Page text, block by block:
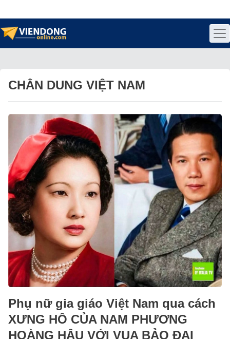
CHÂN DUNG VIỆT NAM
Phụ nữ gia giáo Việt Nam qua cách
XƯNG HÔ CỦA NAM PHƯƠNG
HOÀNG HẬU VỚI VUA BẢO ĐẠI